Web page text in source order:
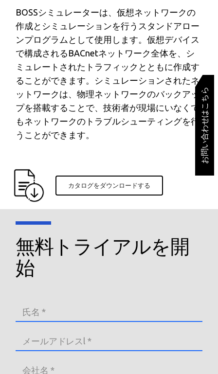
BOSSシミュレーターは、仮想ネットワークの
作成とシミュレーションを行うスタンドアロー
ンプログラムとして使用します。仮想デバイス
で構成されるBACnetネットワーク全体を、シ
ミュレートされたトラフィックとともに作成す
ることができます。シミュレーションされたネ
ットワークは、物理ネットワークのバックアッ
プを搭載することで、技術者が現場にいなくて
もネットワークのトラブルシューティングを行
うことができます。
お問い合わせはこちら
カタログをダウンロードする
無料トライアルを開
始